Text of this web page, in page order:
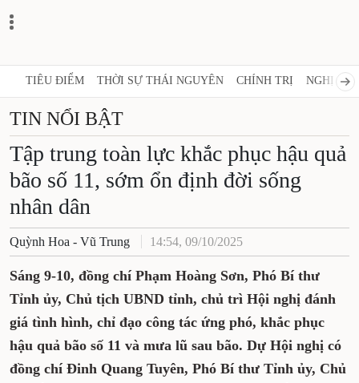
TIÊU ĐIỂM THỜI SỰ THÁI NGUYÊN CHÍNH TRỊ NGHỊ
TIN NỔI BẬT
Tập trung toàn lực khắc phục hậu quả
bão số 11, sớm ổn định đời sống
nhân dân
Quỳnh Hoa - Vũ Trung 14:54, 09/10/2025
Sáng 9-10, đồng chí Phạm Hoàng Sơn, Phó Bí thư
Tỉnh ủy, Chủ tịch UBND tỉnh, chủ trì Hội nghị đánh
giá tình hình, chỉ đạo công tác ứng phó, khắc phục
hậu quả bão số 11 và mưa lũ sau bão. Dự Hội nghị có
đồng chí Đinh Quang Tuyên, Phó Bí thư Tỉnh ủy, Chủ